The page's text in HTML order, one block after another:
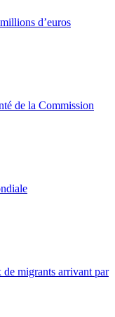
d’euros
de la Commission
de migrants arrivant par